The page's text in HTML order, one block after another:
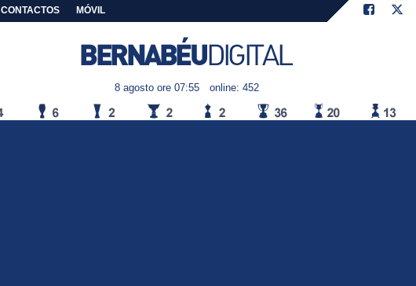
CONTACTOS MÓVIL
8 agosto ore 07:55 online: 452